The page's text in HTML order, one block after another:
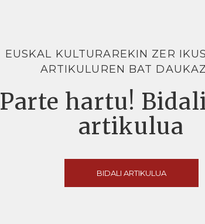
EUSKAL KULTURAREKIN ZER
ARTIKULUREN BAT
Parte hartu!
artikulua
BIDALI ARTIKULUA